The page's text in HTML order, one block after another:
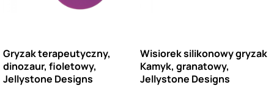
Gryzak terapeutyczny,
dinozaur, fioletowy,
Jellystone Designs
Wisiorek silikonowy gryzak
Kamyk, granatowy,
Jellystone Designs